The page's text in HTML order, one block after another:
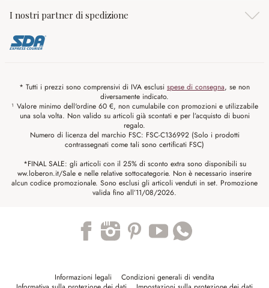
I nostri partner di spedizione
* Tutti i prezzi sono comprensivi di IVA esclusi spese di consegna, se non
diversamente indicato.
¹ Valore minimo dell'ordine 60 €, non cumulabile con promozioni e utilizzabile
una sola volta. Non valido su articoli già scontati e per l’acquisto di buoni
regalo.
Numero di licenza del marchio FSC: FSC-C136992 (Solo i prodotti
contrassegnati come tali sono certificati FSC)
*FINAL SALE: gli articoli con il 25% di sconto extra sono disponibili su
ww.loberon.it/Sale e nelle relative sottocategorie. Non è necessario inserire
alcun codice promozionale. Sono esclusi gli articoli venduti in set. Promozione
valida fino all’11/08/2026.
Informazioni legali
Condizioni generali di vendita